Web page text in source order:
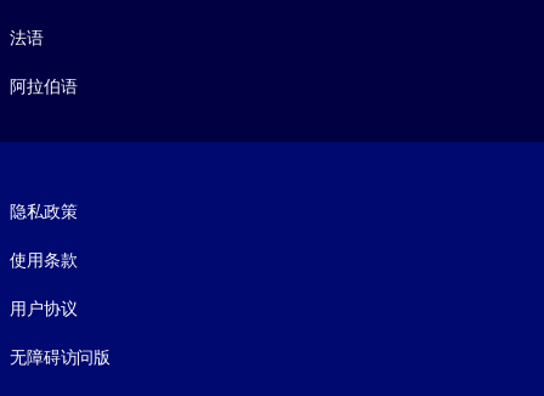
法语
阿拉伯语
隐私政策
使用条款
用户协议
无障碍访问版